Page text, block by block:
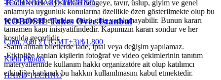
-Kadın-erkek sayısındaki dengeye, tavır, üslup, giyim ve genel
anlamıyla uygunluk konularına özellikle özen gösterilmekte olup bu
ve bu gibi sebeplerden ötürü giriş yapılamayabilir. Bunun kararı
tamamen kapı inisiyatifindedir. Kapımızın kararı sondur ve her
koşulda geçerlidir.
-Satın alınan biletlerde iade, iptal veya değişim yapılamaz.
-Etkinliğe katılan kişilerin fotoğraf ve video çekimlerinin tanıtım
materyallerinde kullanım hakkı organizatöre ait olup katılımcı
etkinliğe katılarak bu hakkın kullanılmasını kabul etmektedir.
TECHNOHARD TECHNO
KOBOSIL Takes Over Istanbul
Cum, Ağu 21 (GMT+3)|₺1.800
Klein Phönix
HARD TECHNO